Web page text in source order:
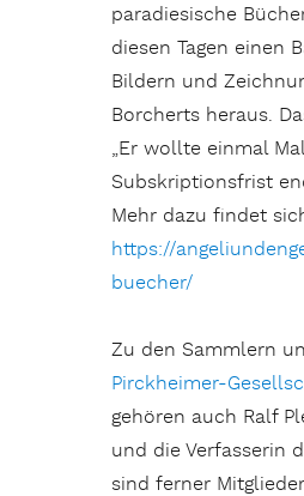
paradiesische
diesen Tagen einen
Bildern und
Borcherts heraus.
„Er wollte einmal
Subskriptionsfrist
Mehr dazu findet
https://
buecher/
Zu den Sammlern
Pirckheimer-
gehören auch Ralf
und die Verfasserin
sind ferner